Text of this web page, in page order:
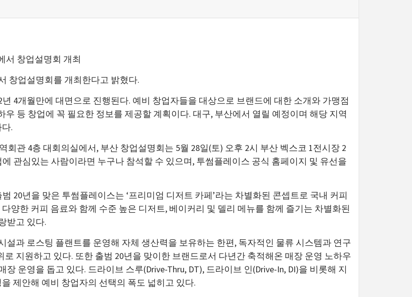
서 창업설명회 개최
창업설명회를 개최한다고 밝혔다.
4개월만에 대면으로 진행된다. 예비 창업자들을 대상으로 브랜드에 대한 소개와 가맹점
등 창업에 꼭 필요한 정보를 제공할 계획이다. 대구, 부산에서 열릴 예정이며 해당 지역
.
회관 4층 대회의실에서, 부산 창업설명회는 5월 28일(토) 오후 2시 부산 벡스코 1전시장 2
관심있는 사람이라면 누구나 참석할 수 있으며, 투썸플레이스 공식 홈페이지 및 유선을
20년을 맞은 투썸플레이스는 ‘프리미엄 디저트 카페’라는 차별화된 콘셉트로 국내 커피
양한 커피 음료와 함께 수준 높은 디저트, 베이커리 및 델리 메뉴를 함께 즐기는 차별화된
받고 있다.
설과 로스팅 플랜트를 운영해 자체 생산력을 보유하는 한편, 독자적인 물류 시스템과 연구
로 지원하고 있다. 또한 출범 20년을 맞이한 브랜드로서 다년간 축적해온 매장 운영 노하우
운영을 돕고 있다. 드라이브 스루(Drive-Thru, DT), 드라이브 인(Drive-In, DI)을 비롯해 지
제안해 예비 창업자의 선택의 폭도 넓히고 있다.